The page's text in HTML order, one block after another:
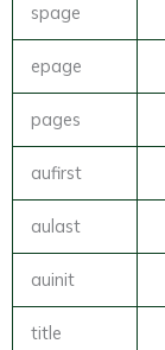
spage
epage
pages
aufirst
aulast
auinit
title